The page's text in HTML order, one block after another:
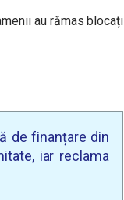
au rămas blocați
de finanțare din
iar reclama